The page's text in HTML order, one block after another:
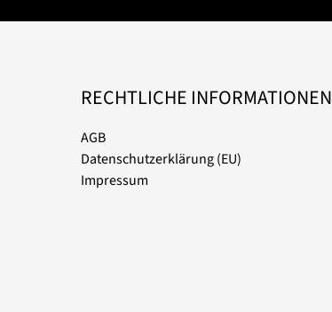
RECHTLICHE INFORMATIONEN
AGB
Datenschutzerklärung (EU)
Impressum